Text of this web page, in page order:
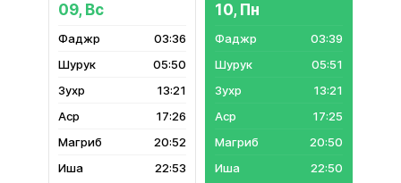
09, Вс
03:36
05:50
13:21
17:26
20:52
22:53
10, Пн
03:39
05:51
13:21
17:25
20:50
22:50